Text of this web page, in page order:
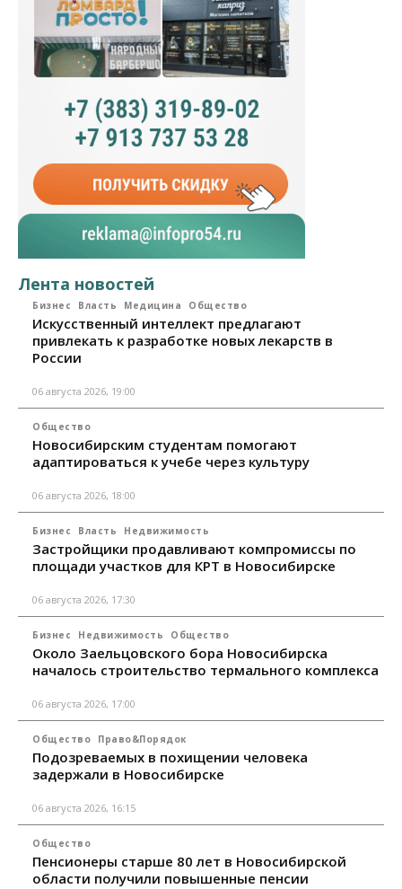
Лента новостей
Бизнес Власть Медицина Общество
Искусственный интеллект предлагают
привлекать к разработке новых лекарств в
России
06 августа 2026, 19:00
Общество
Новосибирским студентам помогают
адаптироваться к учебе через культуру
06 августа 2026, 18:00
Бизнес Власть Недвижимость
Застройщики продавливают компромиссы по
площади участков для КРТ в Новосибирске
06 августа 2026, 17:30
Бизнес Недвижимость Общество
Около Заельцовского бора Новосибирска
началось строительство термального комплекса
06 августа 2026, 17:00
Общество Право&Порядок
Подозреваемых в похищении человека
задержали в Новосибирске
06 августа 2026, 16:15
Общество
Пенсионеры старше 80 лет в Новосибирской
области получили повышенные пенсии